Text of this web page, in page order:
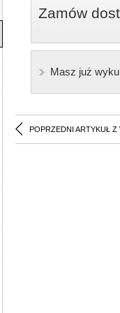
Zamów
Masz już
POPRZEDNI ARTYKUŁ Z